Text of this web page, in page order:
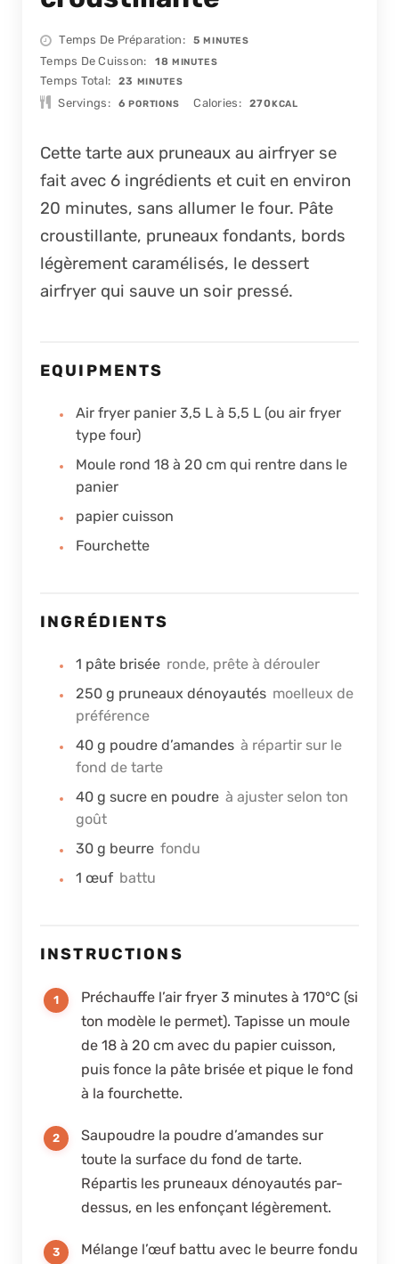
Temps De Préparation 5MINUTES
MINUTES
Temps De Cuisson 18 MINUTES
MINUTES
Temps Total 23 MINUTES
MINUTES
Servings 6 PORTIONS Calories 270KCAL
Cette tarte aux pruneaux au airfryer se
fait avec 6 ingrédients et cuit en environ
20 minutes, sans allumer le four. Pâte
croustillante, pruneaux fondants, bords
légèrement caramélisés, le dessert
airfryer qui sauve un soir pressé.
EQUIPMENTS
Air fryer panier 3,5 L à 5,5 L (ou air fryer
type four)
Moule rond 18 à 20 cm qui rentre dans le
panier
papier cuisson
Fourchette
INGRÉDIENTS
1 pâte brisée ronde, prête à dérouler
250 g pruneaux dénoyautés moelleux de
préférence
40 g poudre d’amandes à répartir sur le
fond de tarte
40 g sucre en poudre à ajuster selon ton
goût
30 g beurre fondu
1 œuf battu
INSTRUCTIONS
Préchauffe l’air fryer 3 minutes à 170°C (si
ton modèle le permet). Tapisse un moule
de 18 à 20 cm avec du papier cuisson,
puis fonce la pâte brisée et pique le fond
à la fourchette.
Saupoudre la poudre d’amandes sur
toute la surface du fond de tarte.
Répartis les pruneaux dénoyautés par-
dessus, en les enfonçant légèrement.
Mélange l’œuf battu avec le beurre fondu